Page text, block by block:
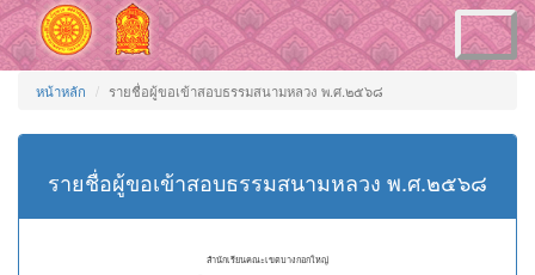
Toggle
navigation
หน้าหลัก รายชื่อผู้ขอเข้าสอบธรรมสนามหลวง พ.ศ.๒๕๖๘
รายชื่อผู้ขอเข้าสอบธรรมสนามหลวง พ.ศ.๒๕๖๘
สำนักเรียนคณะเขตบางกอกใหญ่